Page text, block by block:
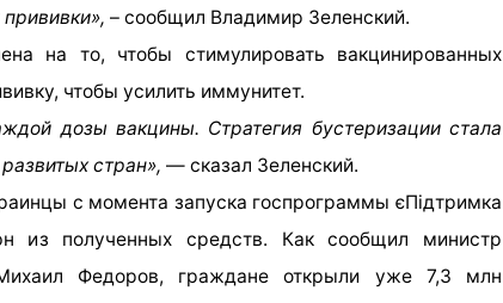
– сообщил Владимир Зеленский.
на то, чтобы стимулировать вакцинированных
чтобы усилить иммунитет.
дозы вакцины. Стратегия бустеризации стала
стран», — сказал Зеленский.
с момента запуска госпрограммы єПідтримка
из полученных средств. Как сообщил министр
Федоров, граждане открыли уже 7,3 млн